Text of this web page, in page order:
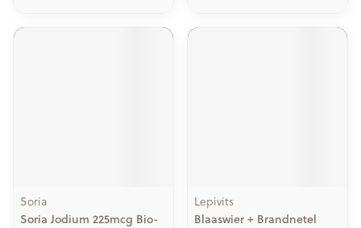
Soria
Soria Jodium 225mcg Bio-
Lepivits
Blaaswier + Brandnetel